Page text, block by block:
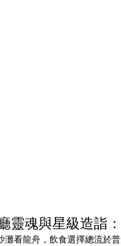
靈魂與星級造詣
灘看龍舟，飲食選擇總流於